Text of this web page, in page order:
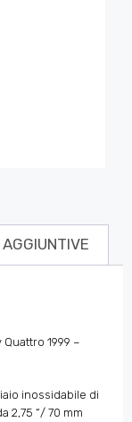
1999 –
inossidabile di
2,75 “/ 70 mm